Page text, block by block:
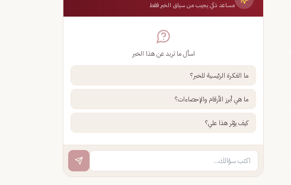
مساعد ذكي يجيب من سياق الخبر فقط
اسأل ما تريد عن هذا الخبر
ما الفكرة الرئيسية للخبر؟
ما هي أبرز الأرقام والإحصاءات؟
كيف يؤثر هذا علي؟